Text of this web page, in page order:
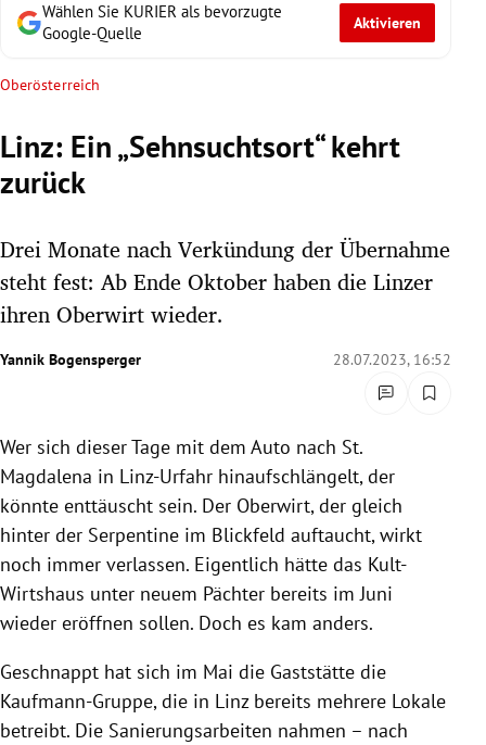
Untermenü
Untermenü
Untermenü
Untermenü
Untermenü
Untermenü
Untermenü
Untermenü
Wählen Sie KURIER als bevorzugte
Google-Quelle
Aktivieren
Oberösterreich
Linz: Ein „Sehnsuchtsort“ kehrt
zurück
Drei Monate nach Verkündung der Übernahme
steht fest: Ab Ende Oktober haben die Linzer
ihren Oberwirt wieder.
Yannik Bogensperger 28.07.2023, 16:52
Wer sich dieser Tage mit dem Auto nach St.
Magdalena in Linz-Urfahr hinaufschlängelt, der
könnte enttäuscht sein. Der Oberwirt, der gleich
hinter der Serpentine im Blickfeld auftaucht, wirkt
noch immer verlassen. Eigentlich hätte das Kult-
Wirtshaus unter neuem Pächter bereits im Juni
wieder eröffnen sollen. Doch es kam anders.
Geschnappt hat sich im Mai die Gaststätte die
Kaufmann-Gruppe, die in Linz bereits mehrere Lokale
betreibt. Die Sanierungsarbeiten nahmen – nach